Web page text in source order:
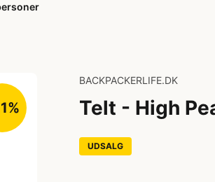
BACKPACKERLIFE.DK
Telt - High
UDSALG